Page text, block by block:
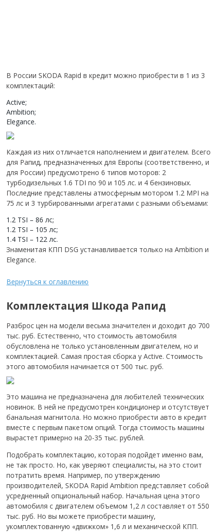
В России SKODA Rapid в кредит можно приобрести в 1 из 3
комплектаций:
Active;
Ambition;
Elegance.
Каждая из них отличается наполнением и двигателем. Всего
для Рапид, предназначенных для Европы (соответственно, и
для России) предусмотрено 6 типов моторов: 2
турбодизельных 1.6 TDI по 90 и 105 лс. и 4 бензиновых.
Последние представлены атмосферным мотором 1.2 MPI на
75 лс и 3 турбированными агрегатами с разными объемами:
1.2 TSI – 86 лс;
1.2 TSI – 105 лс;
1.4 TSI – 122 лс.
Знаменитая КПП DSG устанавливается только на Ambition и
Elegance.
Вернуться к оглавлению
Комплектация Шкода Рапид
Разброс цен на модели весьма значителен и доходит до 700
тыс. руб. Естественно, что стоимость автомобиля
обусловлена не только установленным двигателем, но и
комплектацией. Самая простая сборка у Active. Стоимость
этого автомобиля начинается от 500 тыс. руб.
Это машина не предназначена для любителей технических
новинок. В ней не предусмотрен кондиционер и отсутствует
банальная магнитола. Но можно приобрести авто в кредит
вместе с первым пакетом опций. Тогда стоимость машины
вырастет примерно на 20-35 тыс. рублей.
Подобрать комплектацию, которая подойдет именно вам,
не так просто. Но, как уверяют специалисты, на это стоит
потратить время. Например, по утверждению
производителей, SKODA Rapid Ambition представляет собой
усредненный опциональный набор. Начальная цена этого
автомобиля с двигателем объемом 1,2 л составляет от 550
тыс. руб. Но вы можете приобрести машину,
укомплектованную «движком» 1,6 л и механической КПП.